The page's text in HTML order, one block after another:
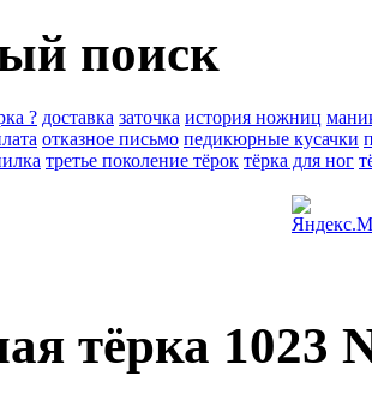
поиск
? доставка заточка история ножниц
отказное письмо педикюрные кусачки
третье поколение тёрок тёрка для ног
тёрка 1023